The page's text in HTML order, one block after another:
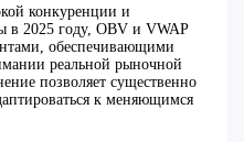
конкуренции и
в 2025 году, OBV и VWAP
обеспечивающими
реальной рыночной
позволяет существенно
к меняющимся